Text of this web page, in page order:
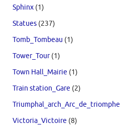
Sphinx (1)
Statues (237)
Tomb_Tombeau (1)
Tower_Tour(1)
Town Hall_Mairie (1)
Train station_Gare (2)
Triumphal_arch_Arc_de_triomphe
Victoria_Victoire (8)